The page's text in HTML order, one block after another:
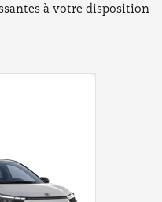
à votre disposition